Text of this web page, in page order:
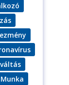
Munka